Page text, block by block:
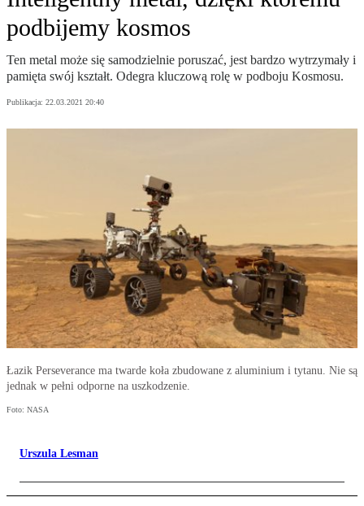
podbijemy kosmos
Ten metal może się samodzielnie poruszać, jest bardzo wytrzymały i
pamięta swój kształt. Odegra kluczową rolę w podboju Kosmosu.
Publikacja: 22.03.2021 20:40
Łazik Perseverance ma twarde koła zbudowane z aluminium i tytanu. Nie są
jednak w pełni odporne na uszkodzenie.
Foto: NASA
Urszula Lesman